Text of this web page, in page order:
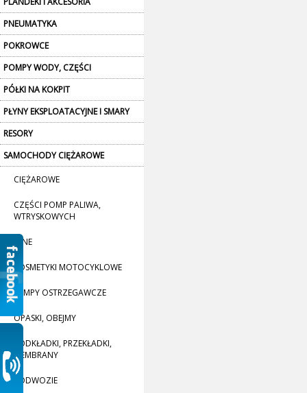
PNEUMATYKA
POKROWCE
POMPY WODY, CZĘŚCI
PÓŁKI NA KOKPIT
PŁYNY EKSPLOATACYJNE I SMARY
RESORY
SAMOCHODY CIĘŻAROWE
CIĘŻAROWE
CZĘŚCI POMP PALIWA,
WTRYSKOWYCH
INNE
KOSMETYKI MOTOCYKLOWE
LAMPY OSTRZEGAWCZE
OPASKI, OBEJMY
PODKŁADKI, PRZEKŁADKI,
MEMBRANY
PODWOZIE